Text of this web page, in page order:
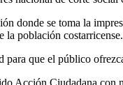
donde se toma la
la población costarricense.
para que el público